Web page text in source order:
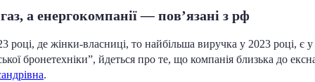
а енергокомпанії— пов’язані з рф
де жінки-власниці, то найбільша виручка у 2023 році, є
йдеться про те, що компанія близька до
.